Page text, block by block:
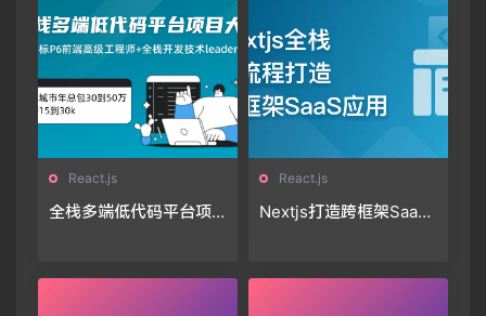
React.js
全栈多端低代码平台项
React.js
Nextjs打造跨框架SaaS